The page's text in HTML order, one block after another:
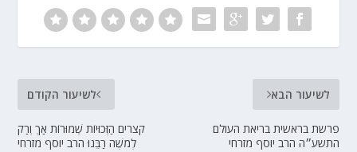
לשיעור הקודם
קצרים הַזְּכוּיוֹת שְׁמוּרוֹת אַךְ וְרַק
לְמֹשֶׁה רַבֵּנוּ הרב יוסף מזרחי
לשיעור הבא
פרשת בראשית בריאת העולם
התשע״ה הרב יוסף מזרחי